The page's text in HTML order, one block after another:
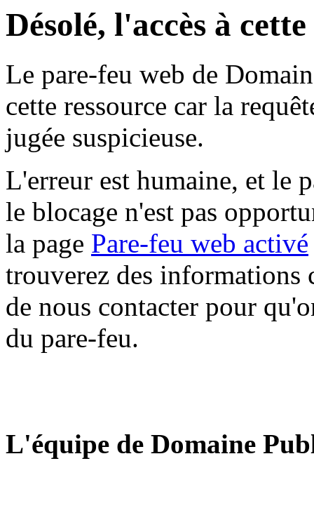
Désolé, l'accès à
Le pare-feu web de
cette ressource car la
jugée suspicieuse.
L'erreur est humaine, et le
le blocage n'est pas
la page Pare-feu web activé
trouverez des informations
de nous contacter pour
du pare-feu.
L'équipe de Domaine